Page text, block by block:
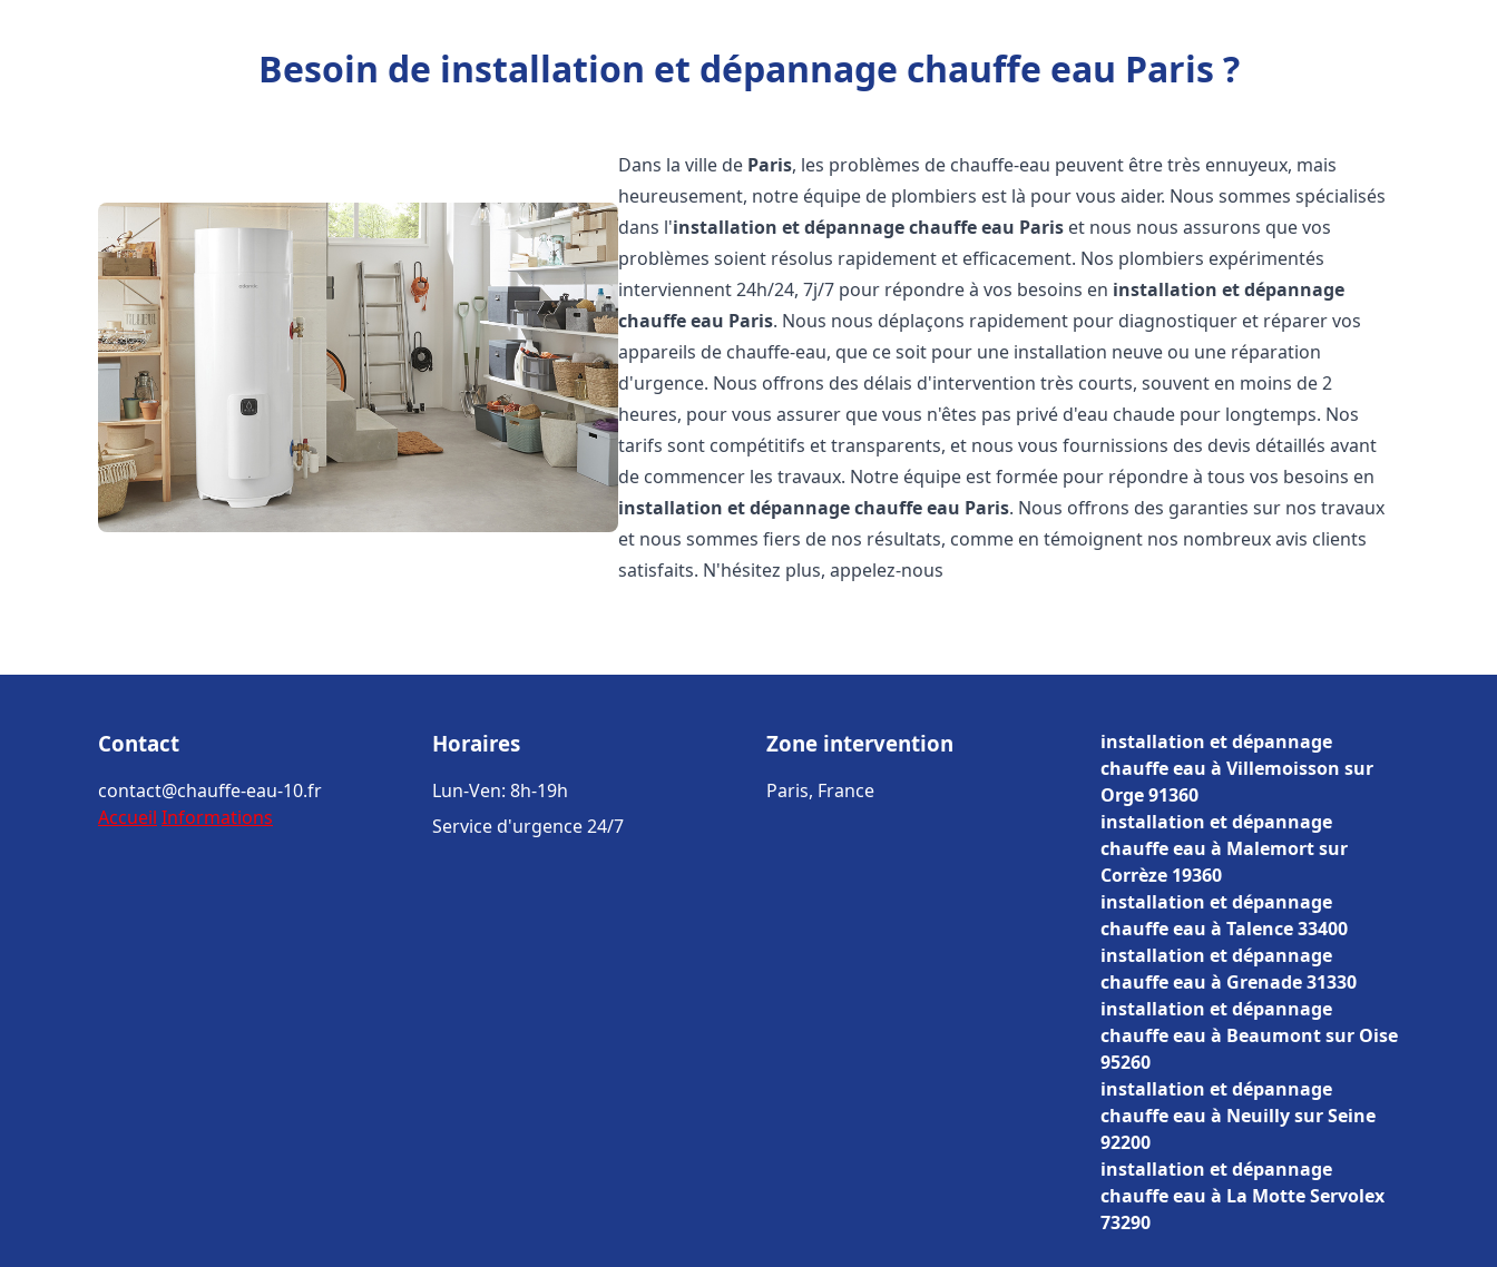
Besoin de installation et dépannage chauffe eau Paris ?
Dans la ville de Paris, les problèmes de chauffe-eau peuvent être très ennuyeux, mais
heureusement, notre équipe de plombiers est là pour vous aider. Nous sommes spécialisés
dans l'installation et dépannage chauffe eau Paris et nous nous assurons que vos
problèmes soient résolus rapidement et efficacement. Nos plombiers expérimentés
interviennent 24h/24, 7j/7 pour répondre à vos besoins en installation et dépannage
chauffe eau Paris. Nous nous déplaçons rapidement pour diagnostiquer et réparer vos
appareils de chauffe-eau, que ce soit pour une installation neuve ou une réparation
d'urgence. Nous offrons des délais d'intervention très courts, souvent en moins de 2
heures, pour vous assurer que vous n'êtes pas privé d'eau chaude pour longtemps. Nos
tarifs sont compétitifs et transparents, et nous vous fournissions des devis détaillés avant
de commencer les travaux. Notre équipe est formée pour répondre à tous vos besoins en
installation et dépannage chauffe eau Paris. Nous offrons des garanties sur nos travaux
et nous sommes fiers de nos résultats, comme en témoignent nos nombreux avis clients
satisfaits. N'hésitez plus, appelez-nous
Contact
contact@chauffe-eau-10.fr
Accueil Informations
Horaires
Lun-Ven: 8h-19h
Service d'urgence 24/7
Zone intervention
Paris, France
installation et dépannage
chauffe eau à Villemoisson sur
Orge 91360
installation et dépannage
chauffe eau à Malemort sur
Corrèze 19360
installation et dépannage
chauffe eau à Talence 33400
installation et dépannage
chauffe eau à Grenade 31330
installation et dépannage
chauffe eau à Beaumont sur Oise
95260
installation et dépannage
chauffe eau à Neuilly sur Seine
92200
installation et dépannage
chauffe eau à La Motte Servolex
73290